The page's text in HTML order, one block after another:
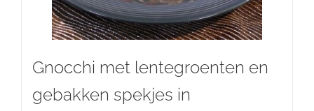
Gnocchi met lentegroenten en
gebakken spekjes in